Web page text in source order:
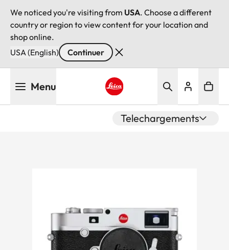
We noticed you're visiting from USA. Choose a different
country or region to view content for your location and
shop online.
USA (English)
Continuer
Menu
Telechargements